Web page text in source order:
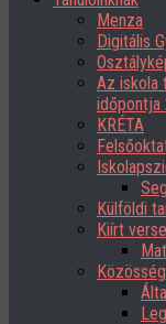
Menza
Digitális
Az iskola
időpontja
KRÉTA
Külföldi
Kiírt